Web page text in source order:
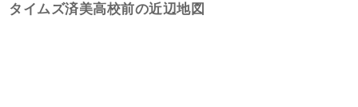
タイムズ済美高校前の近辺地図